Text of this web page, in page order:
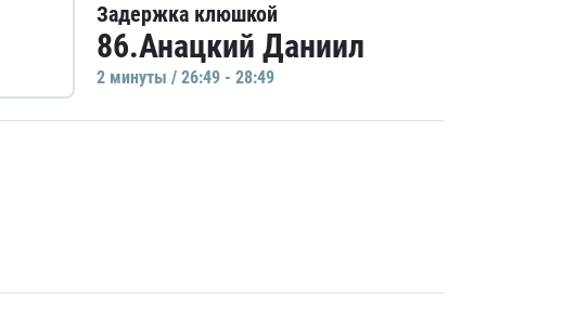
Задержка клюшкой
86.Анацкий Даниил
2 минуты / 26:49 - 28:49